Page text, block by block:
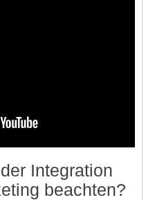
Integration
beachten?